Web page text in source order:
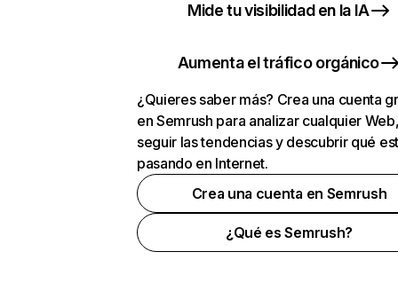
Mide tu visibilidad en la IA
Aumenta el tráfico orgánico
¿Quieres saber más? Crea una cuenta
en Semrush para analizar cualquier
seguir las tendencias y descubrir qué
pasando en Internet.
Crea una cuenta en Semrush
¿Qué es Semrush?